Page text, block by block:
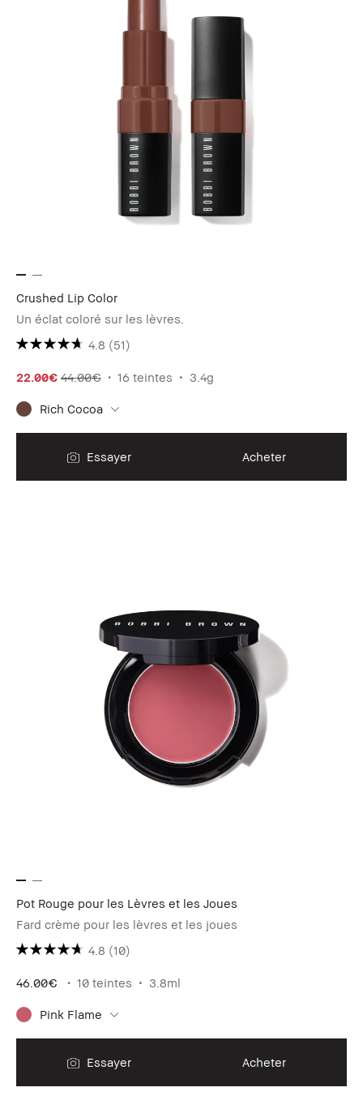
Crushed Lip Color
Un éclat coloré sur les lèvres.
4.8 (51)
22.00€ 44.00€ 16 teintes 3.4g
Rich Cocoa
Essayer Acheter
Pot Rouge pour les Lèvres et les Joues
Fard crème pour les lèvres et les joues
4.8 (10)
46.00€ 10 teintes 3.8ml
Pink Flame
Essayer Acheter